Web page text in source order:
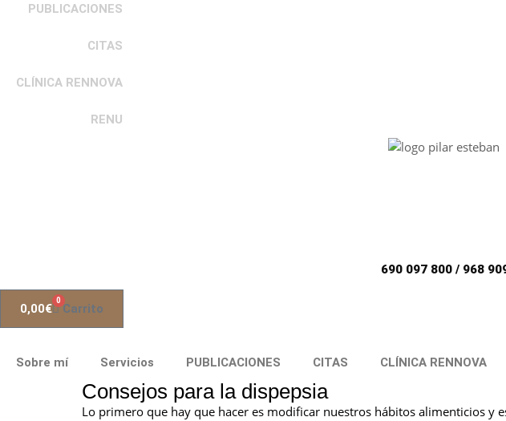
PUBLICACIONES
CITAS
CLÍNICA RENNOVA
RENU
690 097 800 / 968
0,00€
0
Carrito
Sobre mí Servicios PUBLICACIONES CITAS CLÍNICA RENNOVA
Consejos para la dispepsia
Lo primero que hay que hacer es modificar nuestros hábitos alimenticios y